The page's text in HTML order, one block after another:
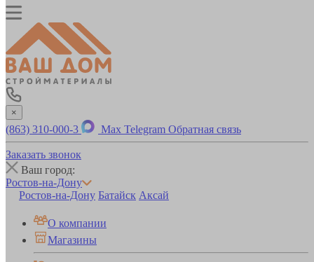
×
(863) 310-000-3 Max Telegram Обратная связь
Заказать звонок
Ваш город:
Ростов-на-Дону
Ростов-на-Дону Батайск Аксай
О компании
Магазины